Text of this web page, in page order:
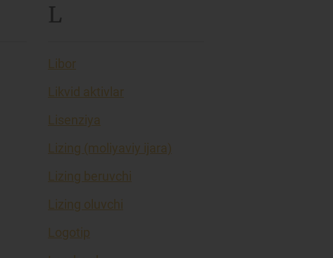
L
Libor
Likvid aktivlar
Lisenziya
Lizing (moliyaviy ijara)
Lizing beruvchi
Lizing oluvchi
Logotip